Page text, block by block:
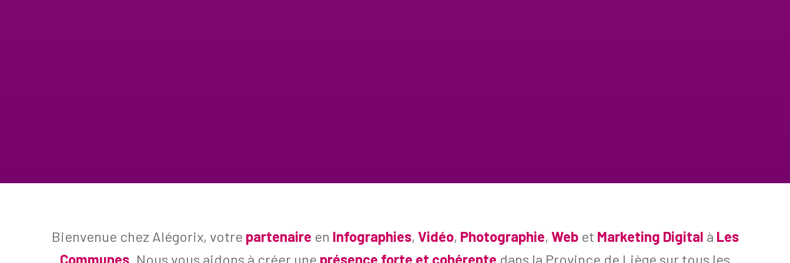
Bienvenue chez Alégorix, votre partenaire en Infographies, Vidéo, Photographie, Webet Marketing Digital à Les
Communes . Nous vous aidons à créer une présence forte et cohérente dans la Province de Liège sur tous les